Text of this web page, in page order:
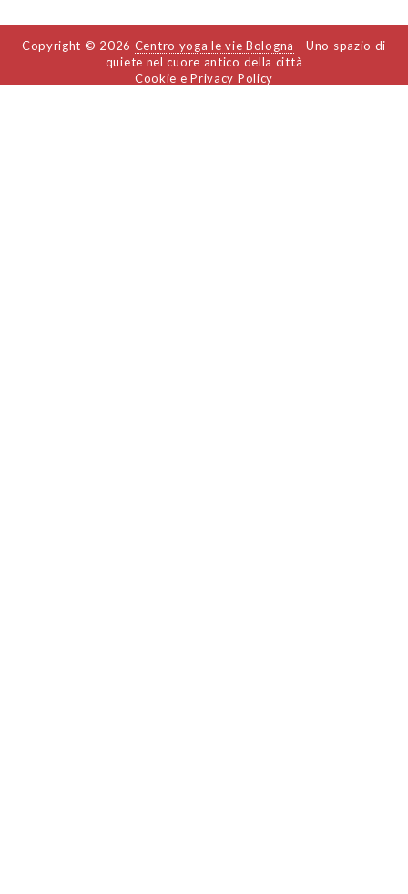
Copyright © 2026 Centro yoga le vie Bologna - Uno spazio di
quiete nel cuore antico della città
Cookie e Privacy Policy